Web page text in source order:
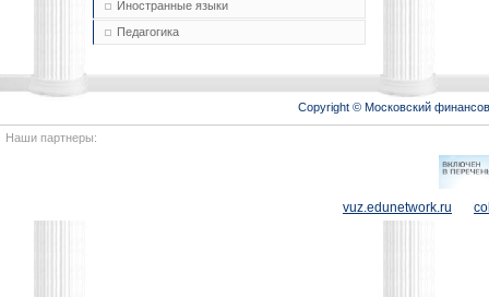
Иностранные языки
Педагогика
Copyright © Московский
Наши партнеры:
vuz.edunetwork.ru